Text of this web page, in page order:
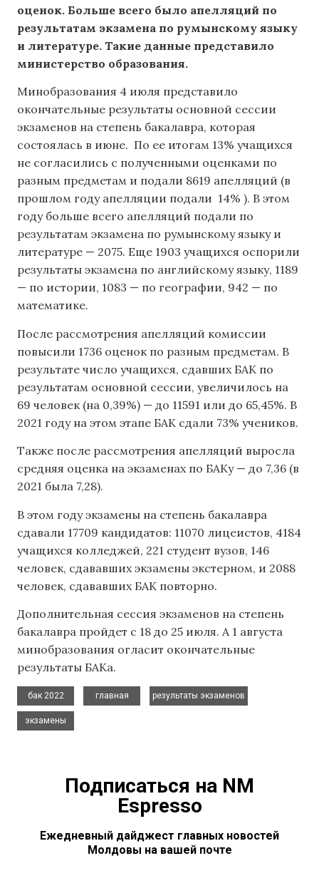
оценок. Больше всего было апелляций по
результатам экзамена по румынскому языку
и литературе. Такие данные представило
министерство образования.
Минобразования 4 июля представило
окончательные результаты основной сессии
экзаменов на степень бакалавра, которая
состоялась в июне. По ее итогам 13% учащихся
не согласились с полученными оценками по
разным предметам и подали 8619 апелляций (в
прошлом году апелляции подали 14% ). В этом
году больше всего апелляций подали по
результатам экзамена по румынскому языку и
литературе — 2075. Еще 1903 учащихся оспорили
результаты экзамена по английскому языку, 1189
— по истории, 1083 — по географии, 942 — по
математике.
После рассмотрения апелляций комиссии
повысили 1736 оценок по разным предметам. В
результате число учащихся, сдавших БАК по
результатам основной сессии, увеличилось на
69 человек (на 0,39%) — до 11591 или до 65,45%. В
2021 году на этом этапе БАК сдали 73% учеников.
Также после рассмотрения апелляций выросла
средняя оценка на экзаменах по БАКу — до 7,36 (в
2021 была 7,28).
В этом году экзамены на степень бакалавра
сдавали 17709 кандидатов: 11070 лицеистов, 4184
учащихся колледжей, 221 студент вузов, 146
человек, сдававших экзамены экстерном, и 2088
человек, сдававших БАК повторно.
Дополнительная сессия экзаменов на степень
бакалавра пройдет с 18 до 25 июля. А 1 августа
минобразования огласит окончательные
результаты БАКа.
бак 2022
главная
результаты экзаменов
экзамены
Подписаться на NM
Espresso
Ежедневный дайджест главных новостей
Молдовы на вашей почте